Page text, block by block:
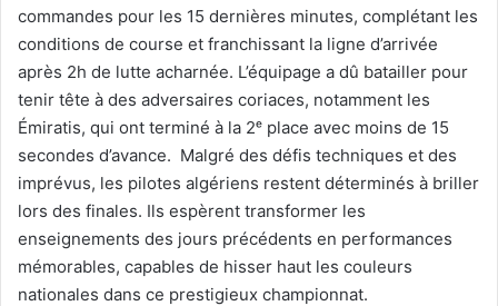
commandes pour les 15 dernières minutes, complétant les
conditions de course et franchissant la ligne d’arrivée
après 2h de lutte acharnée. L’équipage a dû batailler pour
tenir tête à des adversaires coriaces, notamment les
Émiratis, qui ont terminé à la 2ᵉ place avec moins de 15
secondes d’avance. Malgré des défis techniques et des
imprévus, les pilotes algériens restent déterminés à briller
lors des finales. Ils espèrent transformer les
enseignements des jours précédents en performances
mémorables, capables de hisser haut les couleurs
nationales dans ce prestigieux championnat.